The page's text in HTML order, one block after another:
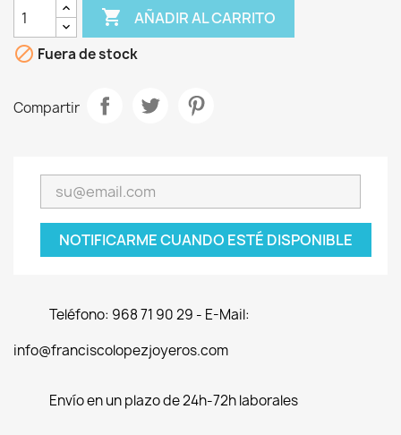
 AÑADIR AL CARRITO
 Fuera de stock
Compartir
NOTIFICARME CUANDO ESTÉ DISPONIBLE
Teléfono: 968 71 90 29 - E-Mail:
info@franciscolopezjoyeros.com
Envío en un plazo de 24h-72h laborales